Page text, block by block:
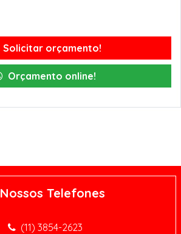
Solicitar orçamento!
Orçamento online!
Nossos Telefones
(11) 3854-2623